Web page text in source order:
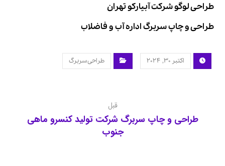
طراحی لوگو شرکت آبیارکو تهران
طراحی و چاپ سربرگ اداره آب و فاضلاب
اکتبر ۳۰, ۲۰۲۴ طراحی سربرگ
قبل
طراحی و چاپ سربرگ شرکت تولید کنسرو ماهی
جنوب